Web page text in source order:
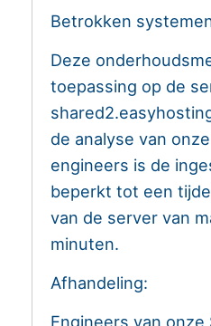
Betrokken
Deze
toepassing op de
de analyse van
engineers is de
beperkt tot een
van de server van
minuten.
Afhandeling:
Engineers van